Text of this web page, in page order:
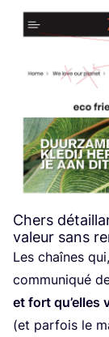
Chers
valeur sans
Les chaînes
com­mu­ni­qué
et fort qu’elles
(et par­fois le